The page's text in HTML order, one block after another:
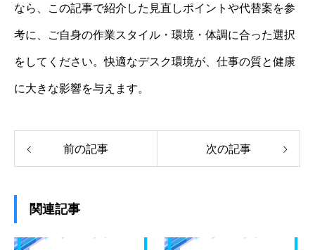
なら、この記事で紹介した見直しポイントや代替案を参
考に、ご自身の作業スタイル・環境・体調に合った選択
をしてください。快適なデスク環境が、仕事の質と健康
に大きな影響を与えます。
前の記事 次の記事
関連記事